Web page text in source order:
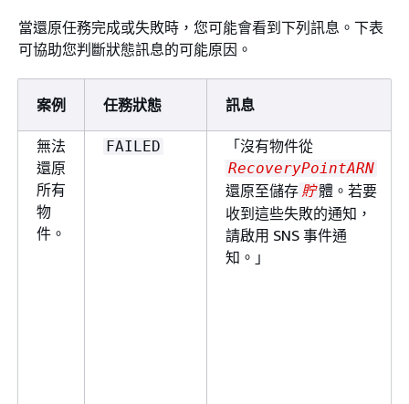
當還原任務完成或失敗時，您可能會看到下列訊息。下表
可協助您判斷狀態訊息的可能原因。
案例 任務狀態 訊息
無法
還原
所有
物
件。
FAILED 「沒有物件從
RecoveryPointARN
還原至儲存 貯體。若要
收到這些失敗的通知，
請啟用 SNS 事件通
知。」